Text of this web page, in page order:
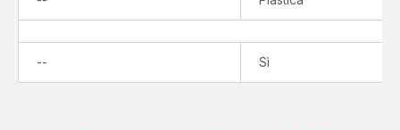
disponibile
--
disponibile
Sì